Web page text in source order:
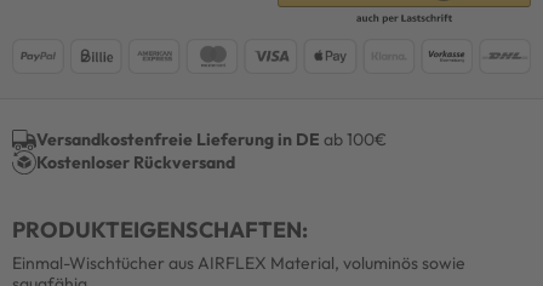
Versandkostenfreie Lieferung in DE ab 100€
Kostenloser Rückversand
PRODUKTEIGENSCHAFTEN:
Einmal-Wischtücher aus AIRFLEX Material, voluminös sowie